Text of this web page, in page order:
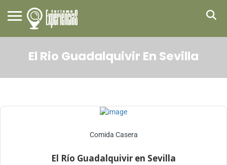
El Rio Guadalquivir En Sevilla
Comida Casera
El Río Guadalquivir en Sevilla